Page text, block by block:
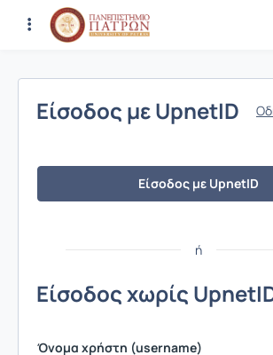
Σύνδεση
Είσοδος με UpnetID
Είσοδος με UpnetID
ή
Είσοδος χωρίς
Όνομα χρήστη (username)